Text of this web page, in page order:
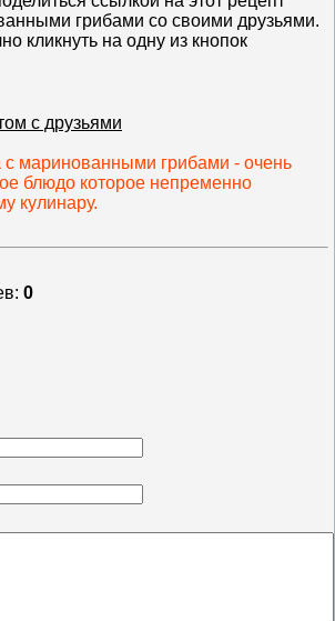
грибами со своими друзьями.
кликнуть на одну из кнопок
с друзьями
с маринованными грибами - очень
блюдо которое непременно
кулинару.
: 0